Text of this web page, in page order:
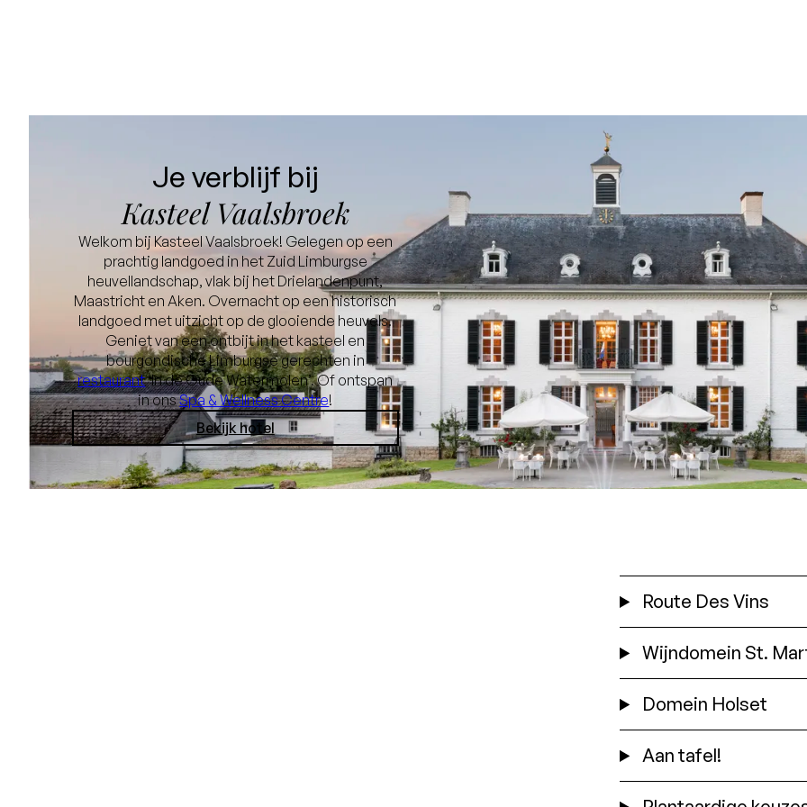
Je verblijf bij
Kasteel Vaalsbroek
Welkom bij Kasteel Vaalsbroek! Gelegen op een
prachtig landgoed in het Zuid Limburgse
heuvellandschap, vlak bij het Drielandenpunt,
Maastricht en Aken. Overnacht op een historisch
landgoed met uitzicht op de glooiende heuvels.
Geniet van een ontbijt in het kasteel en
bourgondische Limburgse gerechten in
restaurant‘In de Oude Watermolen’. Of ontspan
in onsSpa & Wellness Centre!
Bekijk hotel
Route Des Vins
Wijndomein St.
Domein Holset
Aan tafel!